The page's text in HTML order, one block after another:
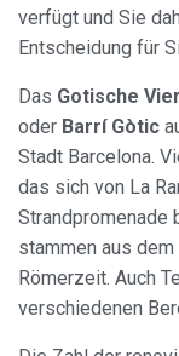
verfügt und Sie
Entscheidung für
Das Gotische
oder Barrí Gòtic
Stadt Barcelona.
das sich von La
Strandpromenade
stammen aus
Römerzeit. Auch
verschiedenen